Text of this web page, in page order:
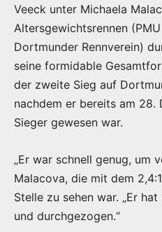
Veeck unter Michaela
Altersgewichtsrennen
Dortmunder Rennverein)
seine formidable
der zweite Sieg auf
nachdem er bereits am 28.
Sieger gewesen war.
„Er war schnell genug, um
Malacova, die mit dem
Stelle zu sehen war. „Er
und durchgezogen.“